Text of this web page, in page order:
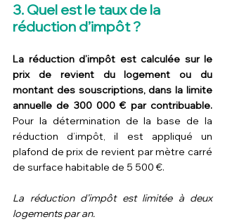
3. Quel est le taux de la
réduction d’impôt ?
La réduction d’impôt est calculée sur le
prix de revient du logement ou du
montant des souscriptions, dans la limite
Pour la détermination de la base de la
réduction d’impôt, il est appliqué un
plafond de prix de revient par mètre carré
de surface habitable de 5 500 €.
La réduction d’impôt est limitée à deux
logements par an.